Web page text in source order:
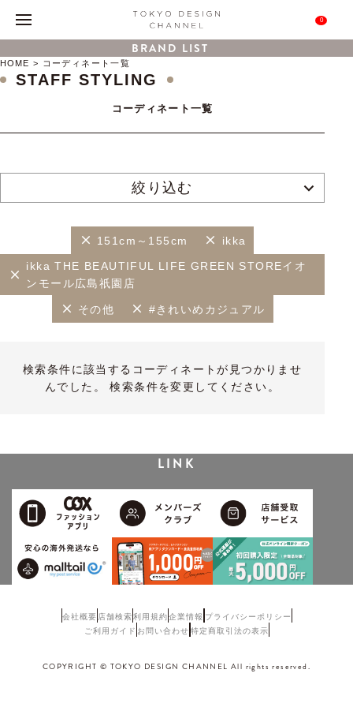
0
BRAND LIST
HOME コーディネート一覧
STAFF STYLING
コーディネート一覧
絞り込む
151cm～155cm ikka
ikka THE BEAUTIFUL LIFE GREEN STOREイオ
ンモール広島祇園店
その他 #きれいめカジュアル
検索条件に該当するコーディネートが見つかりませ
んでした。 検索条件を変更してください。
LINK
会社概要 店舗検索利用規約企業情報 プライバシーポリシー
ご利用ガイド お問い合わせ 特定商取引法の表示
COPYRIGHT © TOKYO DESIGN CHANNEL All rights reserved.